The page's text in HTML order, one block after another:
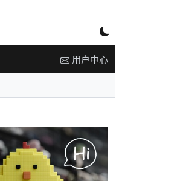
用户中心